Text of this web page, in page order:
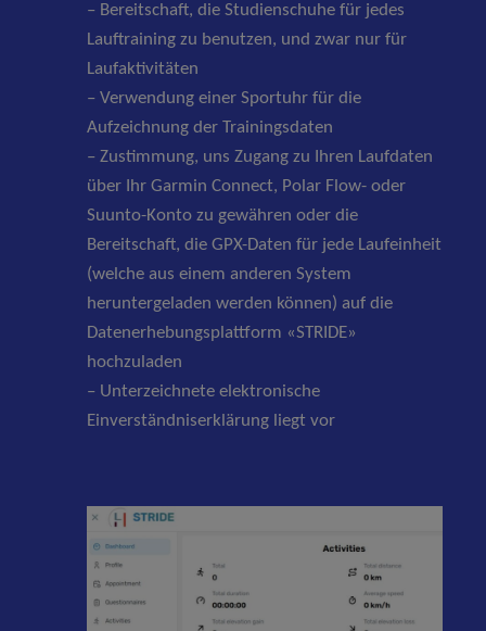
– Bereitschaft, die Studienschuhe für jedes
Lauftraining zu benutzen, und zwar nur für
Laufaktivitäten
– Verwendung einer Sportuhr für die
Aufzeichnung der Trainingsdaten
– Zustimmung, uns Zugang zu Ihren Laufdaten
über Ihr Garmin Connect, Polar Flow- oder
Suunto-Konto zu gewähren oder die
Bereitschaft, die GPX-Daten für jede Laufeinheit
(welche aus einem anderen System
heruntergeladen werden können) auf die
Datenerhebungsplattform «STRIDE»
hochzuladen
– Unterzeichnete elektronische
Einverständniserklärung liegt vor